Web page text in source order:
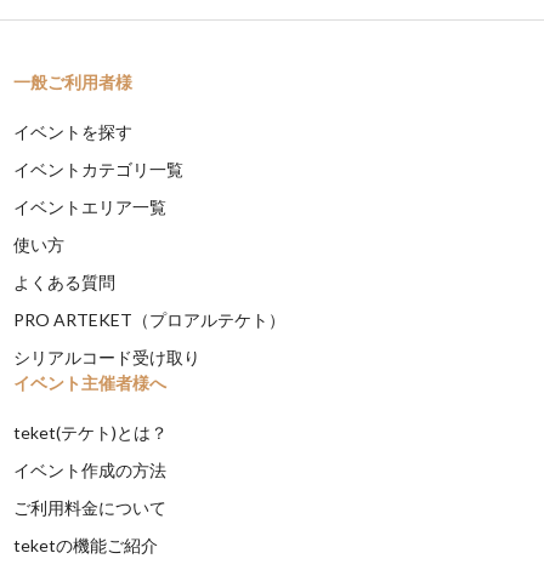
一般ご利用者様
イベントを探す
イベントカテゴリ一覧
イベントエリア一覧
使い方
よくある質問
PRO ARTEKET（プロアルテケト）
シリアルコード受け取り
イベント主催者様へ
teket(テケト)とは？
イベント作成の方法
ご利用料金について
teketの機能ご紹介